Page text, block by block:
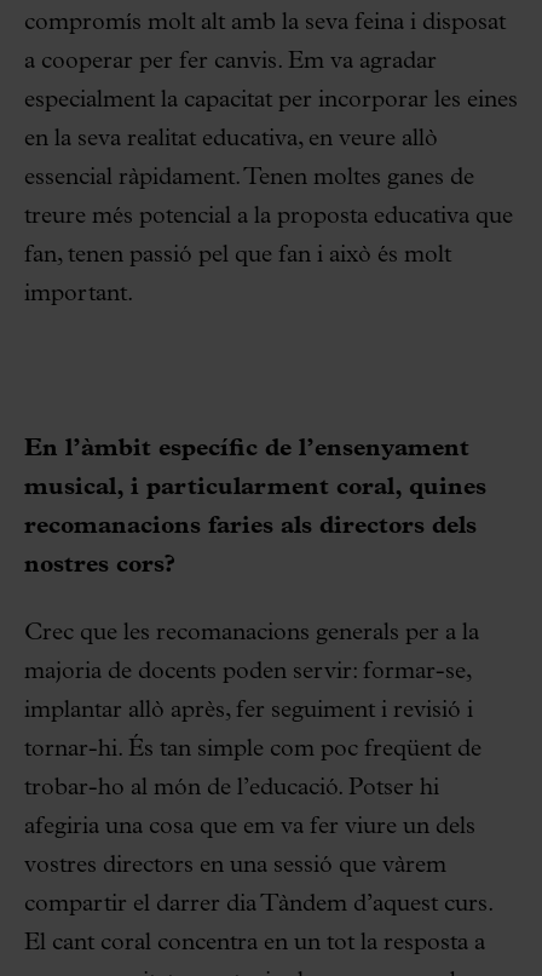
compromís molt alt amb la seva feina i disposat
a cooperar per fer canvis. Em va agradar
especialment la capacitat per incorporar les eines
en la seva realitat educativa, en veure allò
essencial ràpidament. Tenen moltes ganes de
treure més potencial a la proposta educativa que
fan, tenen passió pel que fan i això és molt
important.
En l’àmbit específic de l’ensenyament
musical, i particularment coral, quines
recomanacions faries als directors dels
nostres cors?
Crec que les recomanacions generals per a la
majoria de docents poden servir: formar-se,
implantar allò après, fer seguiment i revisió i
tornar-hi. És tan simple com poc freqüent de
trobar-ho al món de l’educació. Potser hi
afegiria una cosa que em va fer viure un dels
vostres directors en una sessió que vàrem
compartir el darrer dia Tàndem d’aquest curs.
El cant coral concentra en un tot la resposta a